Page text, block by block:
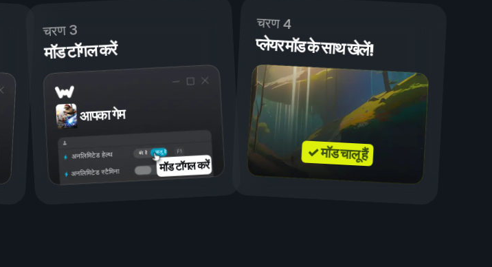
चरण 3
मॉड टॉगल करें
आपका गेम
चालू है
बंद है
अनलिमिटेड हेल्थ
अनलिमिटेड स्टैमिना मॉड टॉगल करें
चरण 4
प्लेयर मॉड के साथ खेलें!
✓ मॉड चालू हैं